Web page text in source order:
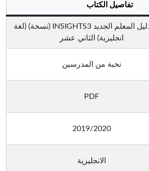
تفاصيل الكتاب
كتاب دليل المعلم الجديد INSIGHTS3 (نسخة) (لغة
انجليزية) الثاني عشر
نخبة من المدرسين
PDF
2019/2020
الانجليزية